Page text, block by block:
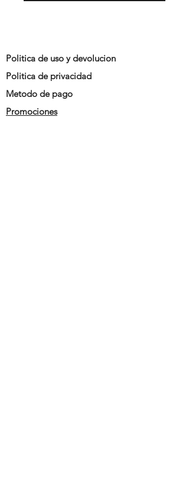
Politica de uso y devolucion
Politica de privacidad
Metodo de pago
Promociones